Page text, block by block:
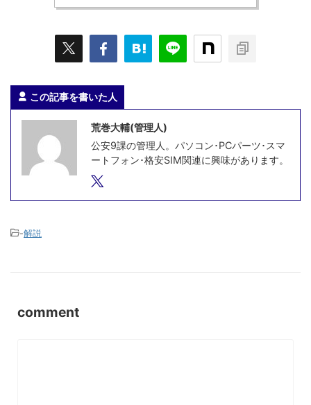
この記事を書いた人
荒巻大輔(管理人)
公安9課の管理人。パソコン･PCパーツ･スマ
ートフォン･格安SIM関連に興味があります。
-解説
comment